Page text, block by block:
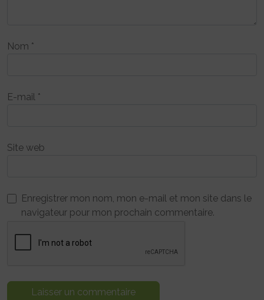
Nom *
E-mail *
Site web
Enregistrer mon nom, mon e-mail et mon site dans le
navigateur pour mon prochain commentaire.